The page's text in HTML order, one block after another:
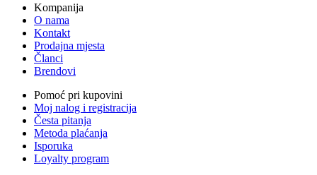
Kompanija
O nama
Kontakt
Prodajna mjesta
Članci
Brendovi
Pomoć pri kupovini
Moj nalog i registracija
Česta pitanja
Metoda plaćanja
Isporuka
Loyalty program